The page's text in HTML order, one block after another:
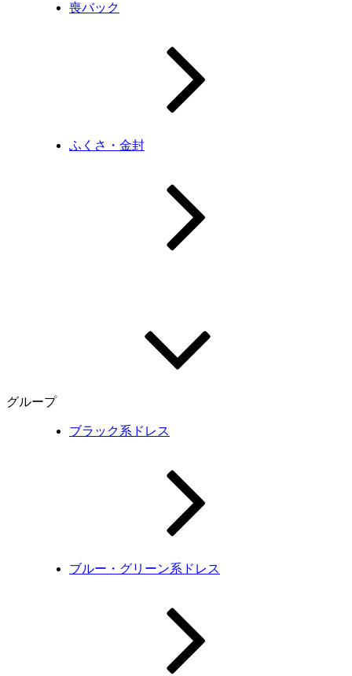
喪バック
ふくさ・金封
グループ
ブラック系ドレス
ブルー・グリーン系ドレス